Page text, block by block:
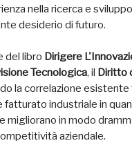
nella ricerca e
desiderio di futuro.
del libro Dirigere
Tecnologica, il Diritto
la correlazione esistente
fatturato industriale in
migliorano in modo
aziendale.